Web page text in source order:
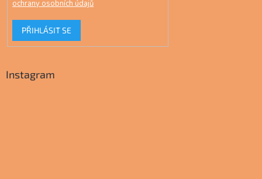
ochrany osobních údajů
PŘIHLÁSIT SE
Instagram